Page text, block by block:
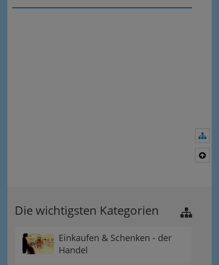
Die wichtigsten Kategorien
Einkaufen & Schenken - der
Handel